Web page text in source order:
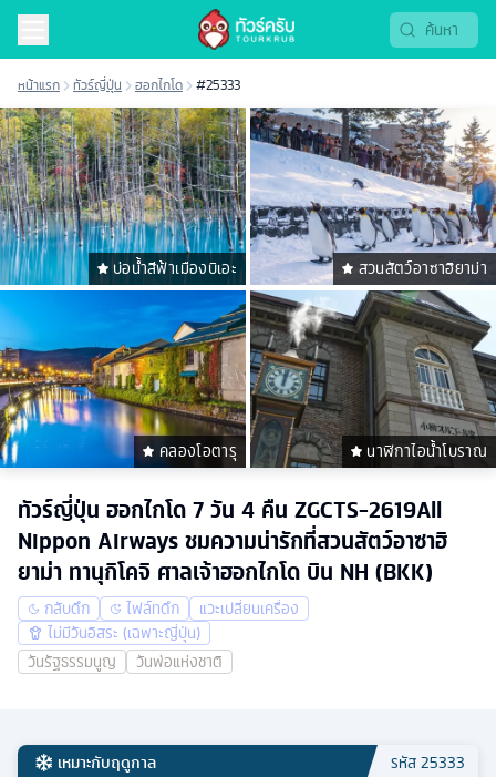
หน้าแรก ทัวร์ญี่ปุ่น ฮอกไกโด #25333
บ่อน้ำสีฟ้าเมืองบิเอะ สวนสัตว์อาซาฮิยาม่า
คลองโอตารุ นาฬิกาไอน้ำโบราณ
ทัวร์ญี่ปุ่น ฮอกไกโด 7 วัน 4 คืน ZGCTS-2619All
Nippon Airways ชมความน่ารักที่สวนสัตว์อาซาฮิ
ยาม่า ทานุกิโคจิ ศาลเจ้าฮอกไกโด บิน NH (BKK)
กลับดึก ไฟล์ทดึก
แวะเปลี่ยนเครื่อง
ไม่มีวันอิสระ (เฉพาะญี่ปุ่น)
วันรัฐธรรมนูญ
วันพ่อแห่งชาติ
เหมาะกับฤดูกาล รหัส25333